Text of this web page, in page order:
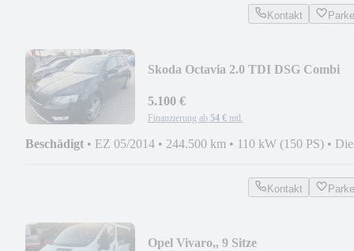
Kontakt
Skoda Octavia 2.0 TDI DSG Combi
5.100 €
Finanzierung ab 54 € mtl.
Beschädigt • EZ 05/2014 • 244.500 km • 110 kW (150 PS) •
Kontakt
Opel Vivaro,, 9 Sitze